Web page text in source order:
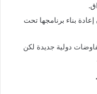
بناء برنامجها تحت
دولية جديدة لكن